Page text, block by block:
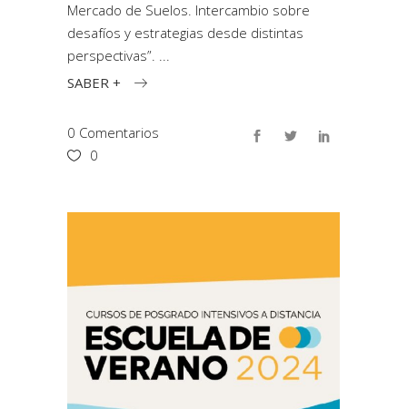
Mercado de Suelos. Intercambio sobre
desafíos y estrategias desde distintas
perspectivas”.
SABER +
0 Comentarios
0